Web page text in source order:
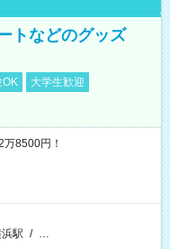
トなどのグッズ
OK
大学生歓迎
8500円！
駅 / …